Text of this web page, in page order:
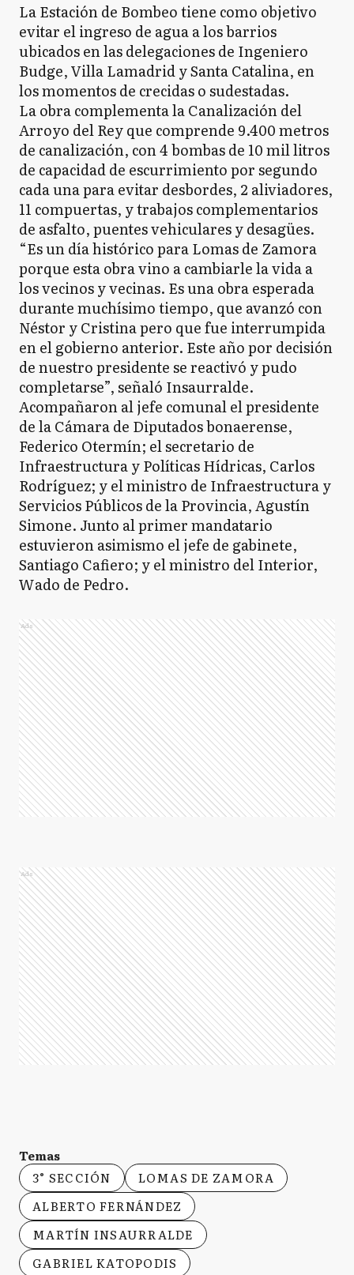
La Estación de Bombeo tiene como objetivo
evitar el ingreso de agua a los barrios
ubicados en las delegaciones de Ingeniero
Budge, Villa Lamadrid y Santa Catalina, en
los momentos de crecidas o sudestadas.
La obra complementa la Canalización del
Arroyo del Rey que comprende 9.400 metros
de canalización, con 4 bombas de 10 mil litros
de capacidad de escurrimiento por segundo
cada una para evitar desbordes, 2 aliviadores,
11 compuertas, y trabajos complementarios
de asfalto, puentes vehiculares y desagües.
“Es un día histórico para Lomas de Zamora
porque esta obra vino a cambiarle la vida a
los vecinos y vecinas. Es una obra esperada
durante muchísimo tiempo, que avanzó con
Néstor y Cristina pero que fue interrumpida
en el gobierno anterior. Este año por decisión
de nuestro presidente se reactivó y pudo
completarse”, señaló Insaurralde.
Acompañaron al jefe comunal el presidente
de la Cámara de Diputados bonaerense,
Federico Otermín; el secretario de
Infraestructura y Políticas Hídricas, Carlos
Rodríguez; y el ministro de Infraestructura y
Servicios Públicos de la Provincia, Agustín
Simone. Junto al primer mandatario
estuvieron asimismo el jefe de gabinete,
Santiago Cafiero; y el ministro del Interior,
Wado de Pedro.
Ads
Ads
Temas
3° SECCIÓN
LOMAS DE ZAMORA
ALBERTO FERNÁNDEZ
MARTÍN INSAURRALDE
GABRIEL KATOPODIS